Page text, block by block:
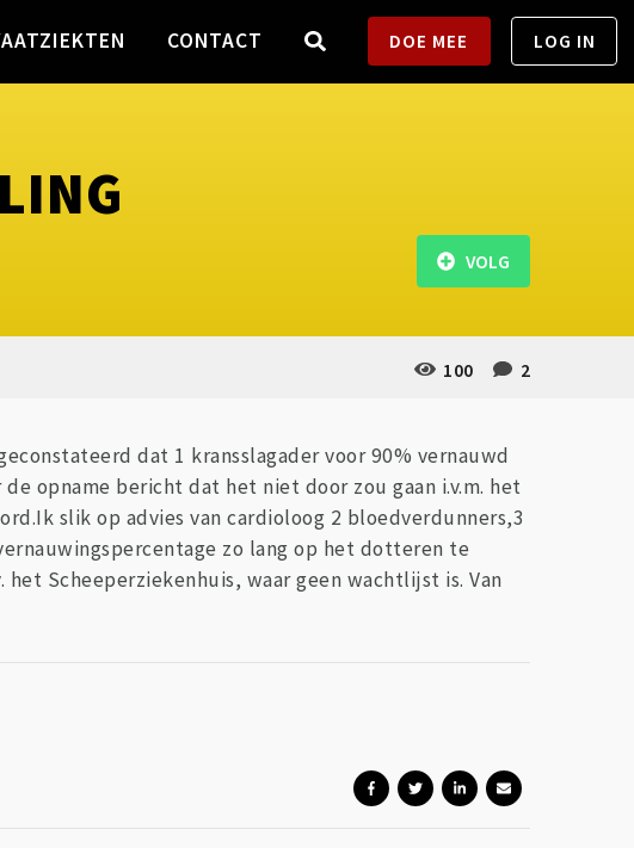
CONTACT DOE MEE LOG IN
100 2
VOLG
dat 1 kransslagader voor 90% vernauwd
opname bericht dat het niet door zou gaan i.v.m. het
slik op advies van cardioloog 2 bloedverdunners,3
zo lang op het dotteren te
Scheeperziekenhuis, waar geen wachtlijst is. Van